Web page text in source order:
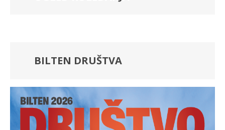
BILTEN DRUŠTVA